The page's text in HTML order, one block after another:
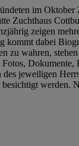
im Oktober
Zuchthaus
zeigen
kommt dabei
zu wahren,
jeweiligen
werden.